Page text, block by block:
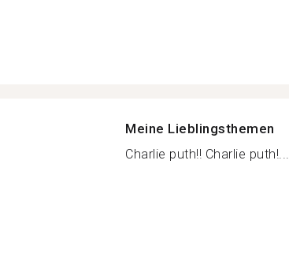
Meine Lieblingsthemen
Charlie puth!! Charlie puth!...